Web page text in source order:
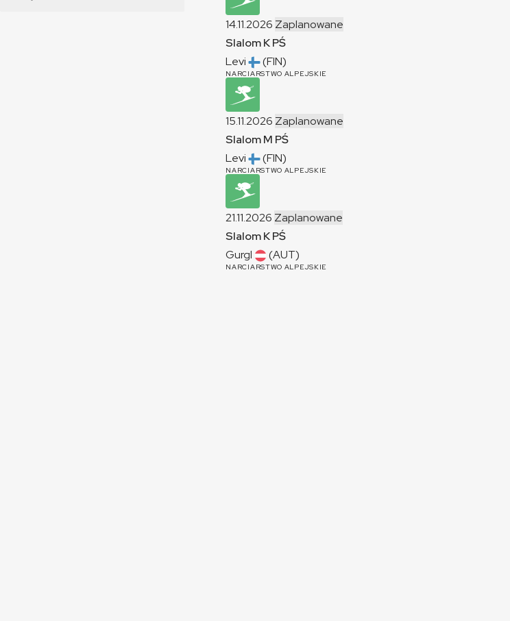
14.11.2026 Zaplanowane
SlalomKPŚ
Levi
(FIN)
NARCIARSTWO ALPEJSKIE
15.11.2026 Zaplanowane
SlalomM PŚ
Levi
(FIN)
NARCIARSTWO ALPEJSKIE
21.11.2026 Zaplanowane
SlalomKPŚ
Gurgl
(AUT)
NARCIARSTWO ALPEJSKIE